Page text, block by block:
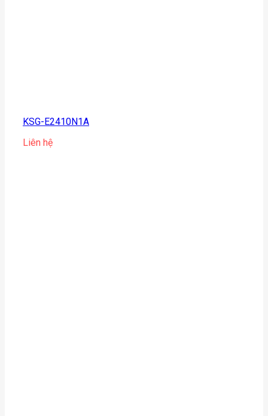
KSG-E2410N1A
Liên hệ